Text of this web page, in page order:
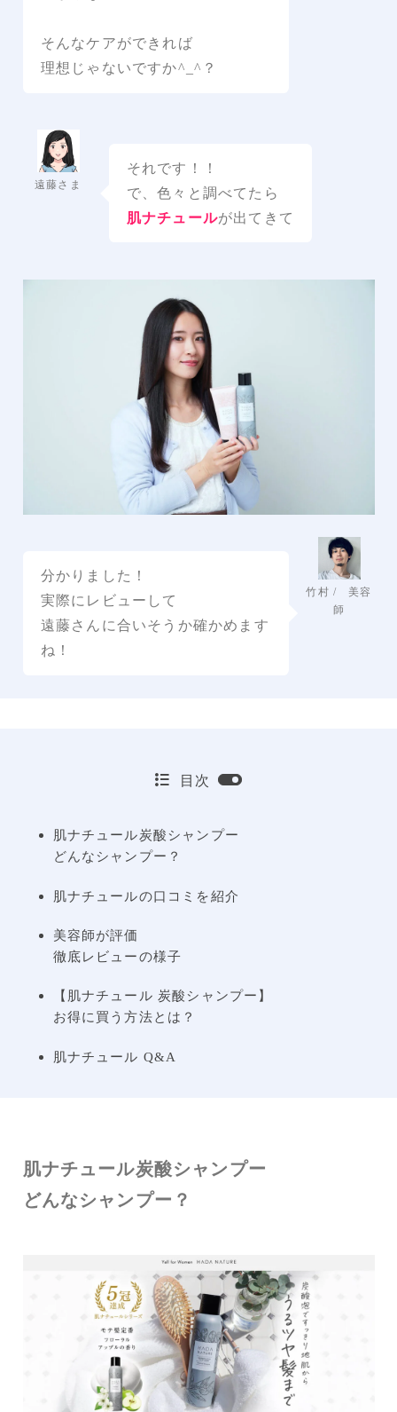
そんなケアができれば
理想じゃないですか^_^？
遠藤さま
それです！！
で、色々と調べてたら
肌ナチュールが出てきて
竹村 / 美容
師
分かりました！
実際にレビューして
遠藤さんに合いそうか確かめます
ね！
目次
肌ナチュール炭酸シャンプー
どんなシャンプー？
肌ナチュールの口コミを紹介
美容師が評価
徹底レビューの様子
【肌ナチュール 炭酸シャンプー】
お得に買う方法とは？
肌ナチュール Q&A
肌ナチュール炭酸シャンプー
どんなシャンプー？